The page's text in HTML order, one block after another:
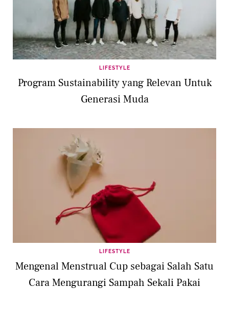
LIFESTYLE
Program Sustainability yang Relevan Untuk
Generasi Muda
LIFESTYLE
Mengenal Menstrual Cup sebagai Salah Satu
Cara Mengurangi Sampah Sekali Pakai